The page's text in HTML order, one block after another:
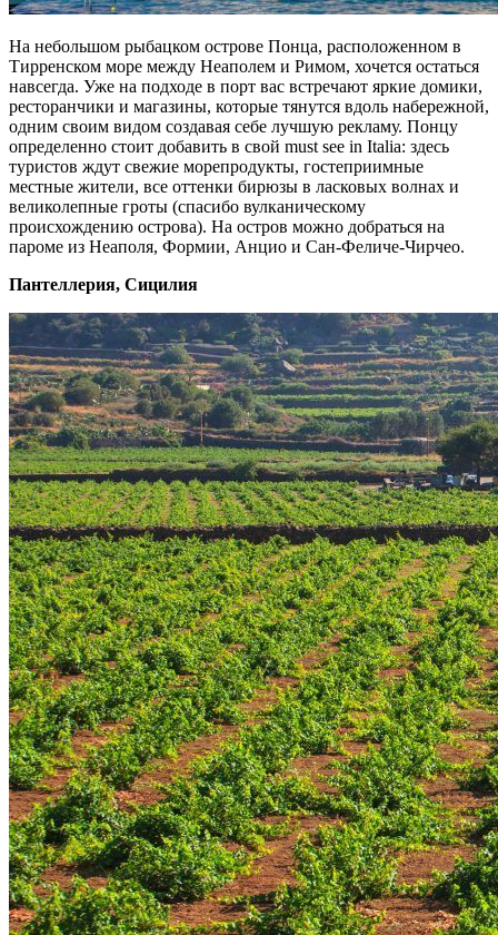
На небольшом рыбацком острове Понца, расположенном в
Тирренском море между Неаполем и Римом, хочется остаться
навсегда. Уже на подходе в порт вас встречают яркие домики,
ресторанчики и магазины, которые тянутся вдоль набережной,
одним своим видом создавая себе лучшую рекламу. Понцу
определенно стоит добавить в свой must see in Italia: здесь
туристов ждут свежие морепродукты, гостеприимные
местные жители, все оттенки бирюзы в ласковых волнах и
великолепные гроты (спасибо вулканическому
происхождению острова). На остров можно добраться на
пароме из Неаполя, Формии, Анцио и Сан-Феличе-Чирчео.
Пантеллерия, Сицилия